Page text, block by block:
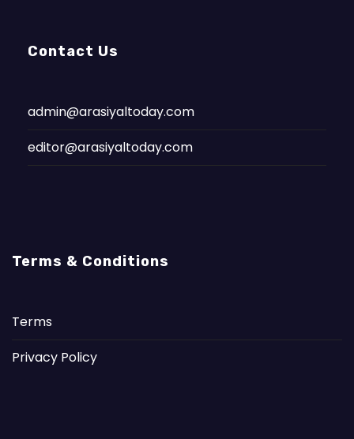
Contact Us
admin@arasiyaltoday.com
editor@arasiyaltoday.com
Terms & Conditions
Terms
Privacy Policy